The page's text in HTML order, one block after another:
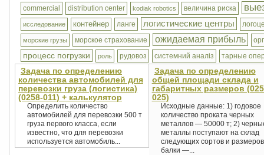
commercial distribution center kodiak robotics величина риска
исследование контейнер ланге логистические центры
морские грузы морское страхование ожидаемая прибыль
процесс погрузки роль рудовоз системний аналіз тарные
Задача по определению
количества автомобилей для
перевозки груза (логистика)
(0258-011) + калькулятор
Определить количество
автомобилей для перевозки 500 т
груза первого класса, если
известно, что для перевозки
используется автомобиль...
Задача по определению
общей площади склада и
габаритных размеров
025)
Исходные данные: 1) годовое
количество проката черных
металлов — 50000 т; 2)
металлы поступают на склад
следующих сортов и
балки —...